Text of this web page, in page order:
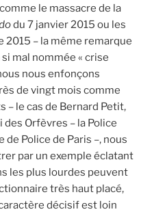
le massacre de la
du 7 janvier 2015 ou les
– la même remarque
mal nommée « crise
nous enfonçons
de vingt mois comme
– le cas de Bernard Petit,
des Orfèvres – la Police
Police de Paris –, nous
par un exemple éclatant
les plus lourdes peuvent
très haut placé,
décisif est loin